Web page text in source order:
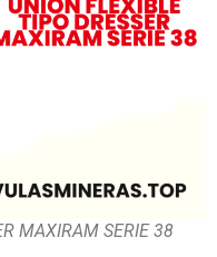
MAXIRAM SERIE 38